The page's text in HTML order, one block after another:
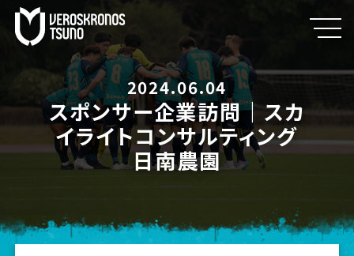
2024.06.04
スポンサー企業訪問｜スカ
イライトコンサルティング
日南農園